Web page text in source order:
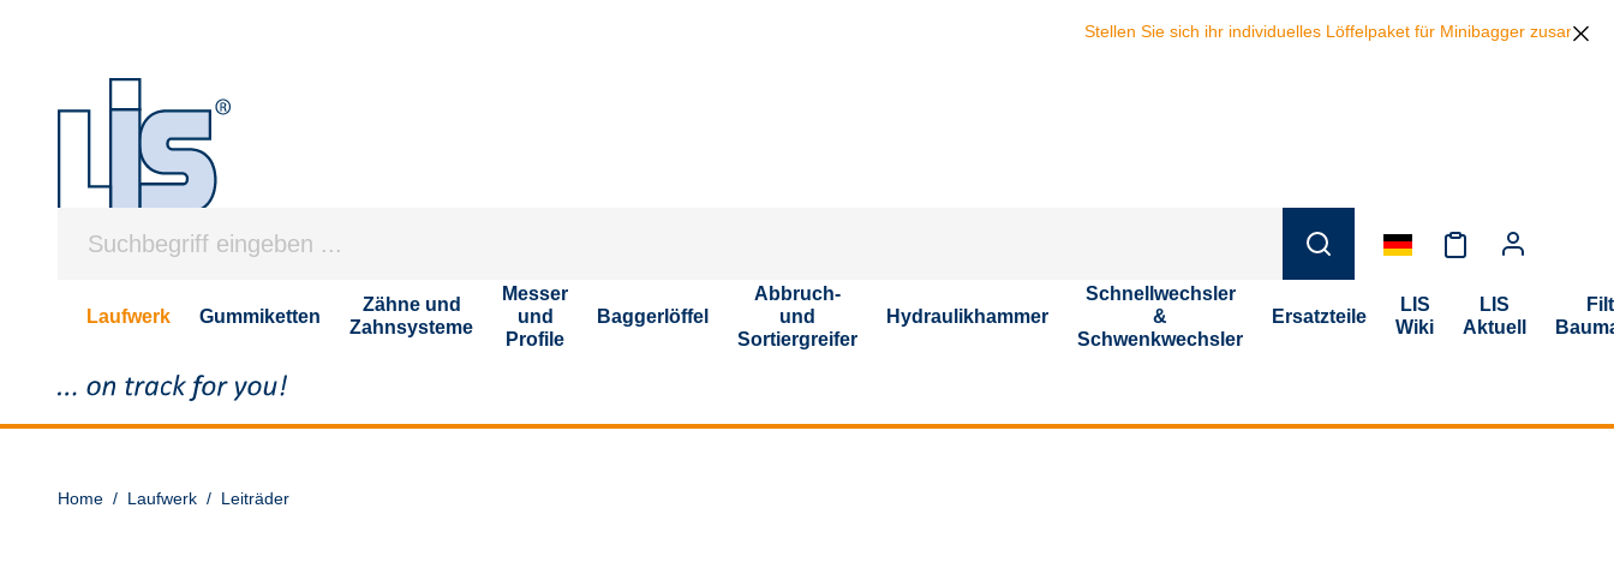
Stellen Sie sich ihr individuelles Löffelpaket für Minibagger zusammen
Laufwerk Gummiketten
Zähne und
Zahnsysteme
Messer
und
Profile
Baggerlöffel
Abbruch-
und
Sortiergreifer
Hydraulikhammer
Schnellwechsler
&
Schwenkwechsler
Ersatzteile
LIS
Wiki
LIS
Aktuell
Home / Laufwerk / Leiträder